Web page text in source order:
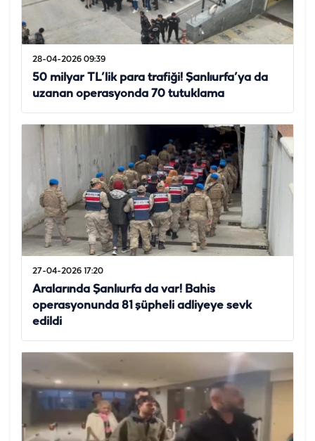
28-04-2026 09:39
50 milyar TL’lik para trafiği! Şanlıurfa’ya da
uzanan operasyonda 70 tutuklama
27-04-2026 17:20
Aralarında Şanlıurfa da var! Bahis
operasyonunda 81 şüpheli adliyeye sevk
edildi